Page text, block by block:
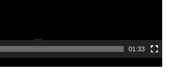
01:33